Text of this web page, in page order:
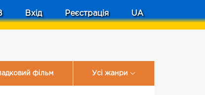
Вхід Реєстрація UA
фільм Усі жанри